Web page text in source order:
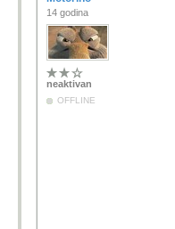
14 godina
neaktivan
OFFLINE